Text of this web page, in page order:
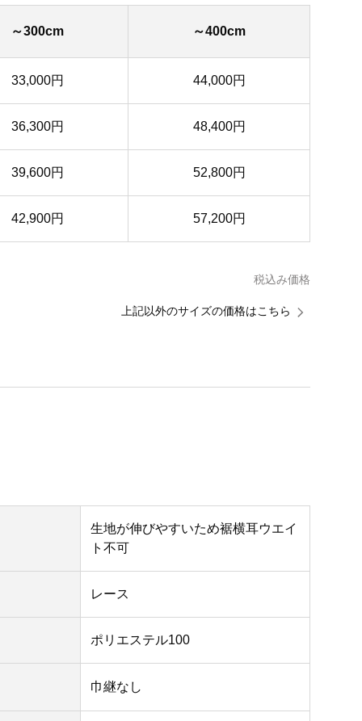
～300cm ～400cm
33,000円 44,000円
36,300円 48,400円
39,600円 52,800円
42,900円 57,200円
税込み価格
上記以外のサイズの価格はこちら
生地が伸びやすいため裾横耳ウエイ
ト不可
レース
ポリエステル100
巾継なし